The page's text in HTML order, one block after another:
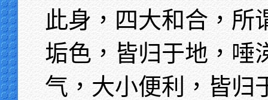
此身，四大和合，所
垢色，皆归于地，唾
气，大小便利，皆归